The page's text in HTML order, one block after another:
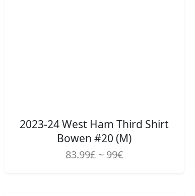
2023-24 West Ham Third Shirt
Bowen #20 (M)
83.99£ ~ 99€